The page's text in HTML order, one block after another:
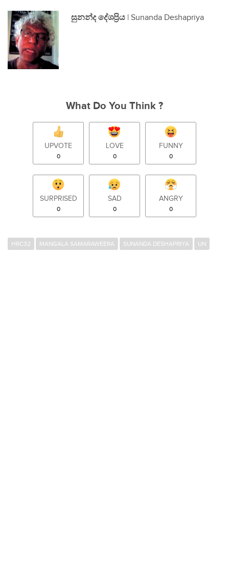
සුනන්ද දේශප්‍රිය | Sunanda Deshapriya
What Do You Think ?
UPVOTE
0
LOVE
0
FUNNY
0
SURPRISED
0
SAD
0
ANGRY
0
HRC32 MANGALA SAMARAWEERA SUNANDA DESHAPRIYA UN